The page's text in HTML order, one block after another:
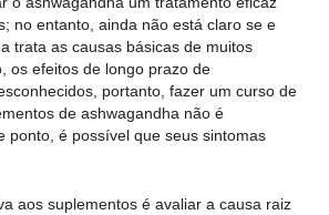
no entanto, ainda não está claro se e
trata as causas básicas de muitos
os efeitos de longo prazo de
portanto, fazer um curso de
de ashwagandha não é
ponto, é possível que seus sintomas
aos suplementos é avaliar a causa raiz